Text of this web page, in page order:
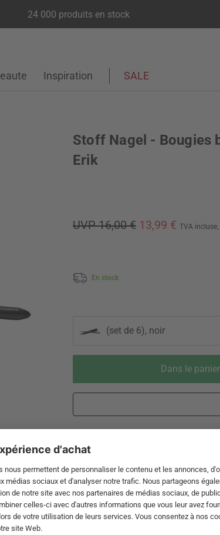
24 000 produits en stock
Inspiration SALE
Stoff Nagel - Bougies
Erik
UVP 16,00 € 13,99 € TVA incluse,
En stock
(set de 6), noir
Dans le panier
expédition de DE par DHL